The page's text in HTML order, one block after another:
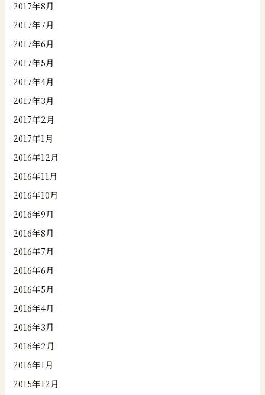
2017年8月
2017年7月
2017年6月
2017年5月
2017年4月
2017年3月
2017年2月
2017年1月
2016年12月
2016年11月
2016年10月
2016年9月
2016年8月
2016年7月
2016年6月
2016年5月
2016年4月
2016年3月
2016年2月
2016年1月
2015年12月